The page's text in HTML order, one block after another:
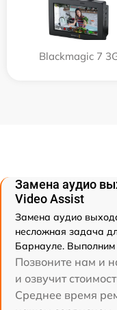
Blackmagic 7
Замена аудио
Video Assist
Замена аудио
несложная задача
Барнауле. Выполним
Позвоните нам и
и озвучит
Среднее время